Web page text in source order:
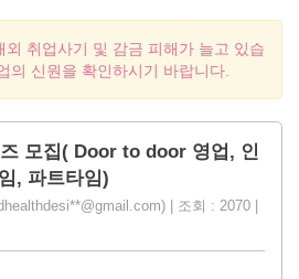
외 취업사기 및 감금 피해가 늘고 있습
의 신원을 확인하시기 바랍니다.
모집( Door to door 영업, 인
, 파트타임)
| 조회 : 2070 |